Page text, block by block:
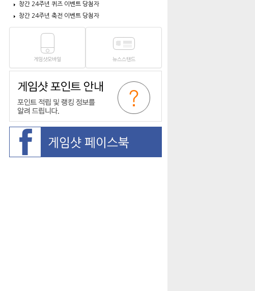
창간 24주년 퀴즈 이벤트 당첨자
창간 24주년 축전 이벤트 당첨자
게임샷모바일 뉴스스탠드